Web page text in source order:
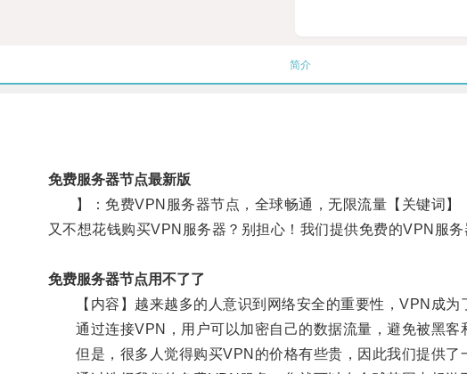
简介
免费服务器节点最新版
】：免费VPN服务器节点，全球畅通，无限流量【关键词】
又不想花钱购买VPN服务器？别担心！我们提供免费的VPN服
免费服务器节点用不了了
【内容】越来越多的人意识到网络安全的重要性，VPN成为
通过连接VPN，用户可以加密自己的数据流量，避免被黑客
但是，很多人觉得购买VPN的价格有些贵，因此我们提供了